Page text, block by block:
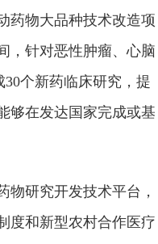
药物大品种技术改造项
，针对恶性肿瘤、心脑
个新药临床研究，提
够在发达国家完成或基
研究开发技术平台，
度和新型农村合作医疗